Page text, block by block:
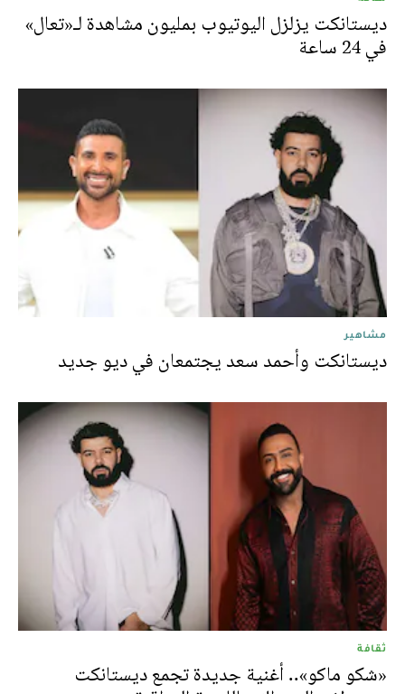
ديستانكت يزلزل اليوتيوب بمليون مشاهدة لـ«تعال»
في 24 ساعة
مشاهير
ديستانكت وأحمد سعد يجتمعان في ديو جديد
ثقافة
«شكو ماكو».. أغنية جديدة تجمع ديستانكت